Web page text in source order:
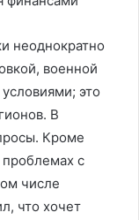
неоднократно
военной
это
В
Кроме
с
числе
что хочет